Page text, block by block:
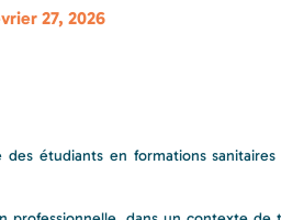
27, 2026
étudiants en formations sanitaires